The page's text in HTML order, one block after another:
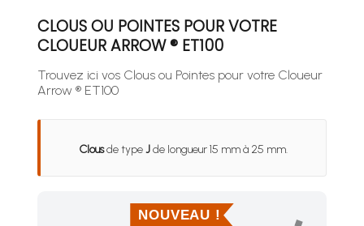
CLOUS OU POINTES POUR VOTRE
CLOUEUR ARROW ® ET100
Trouvez ici vos Clous ou Pointes pour votre Cloueur
Arrow ® ET100
Clousde typeJde longueur 15 mm à 25 mm.
NOUVEAU !